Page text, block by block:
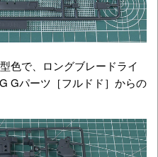
色で、ロングブレードライ
Gパーツ［フルドド］からの